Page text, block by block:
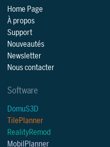
Home Page
À propos
Support
Nouveautés
Newsletter
Nous contacter
Software
DomuS3D
TilePlanner
RealityRemod
MobilPlanner